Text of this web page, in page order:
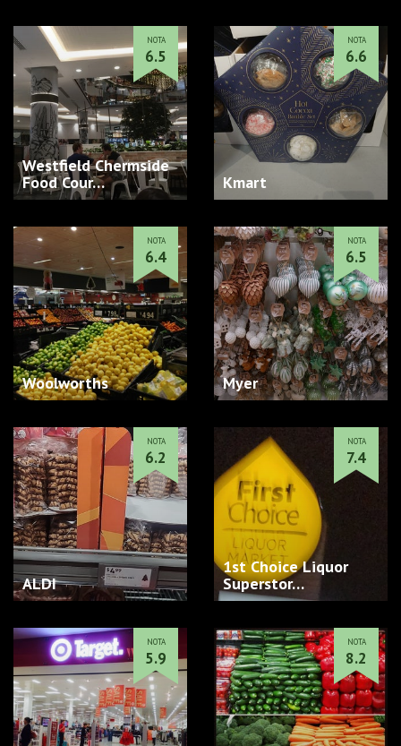
Westfield Chermside
Food Cour…
NOTA
6.5
Kmart
NOTA
6.6
Woolworths
NOTA
6.4
Myer
NOTA
6.5
ALDI
NOTA
6.2
1st Choice Liquor
Superstor…
NOTA
7.4
NOTA
5.9
NOTA
8.2